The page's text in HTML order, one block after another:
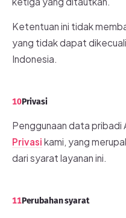
Ketentuan ini tidak
yang tidak dapat
Indonesia.
10Privasi
Penggunaan data pribadi
Privasi kami, yang
dari syarat layanan ini.
11Perubahan syarat